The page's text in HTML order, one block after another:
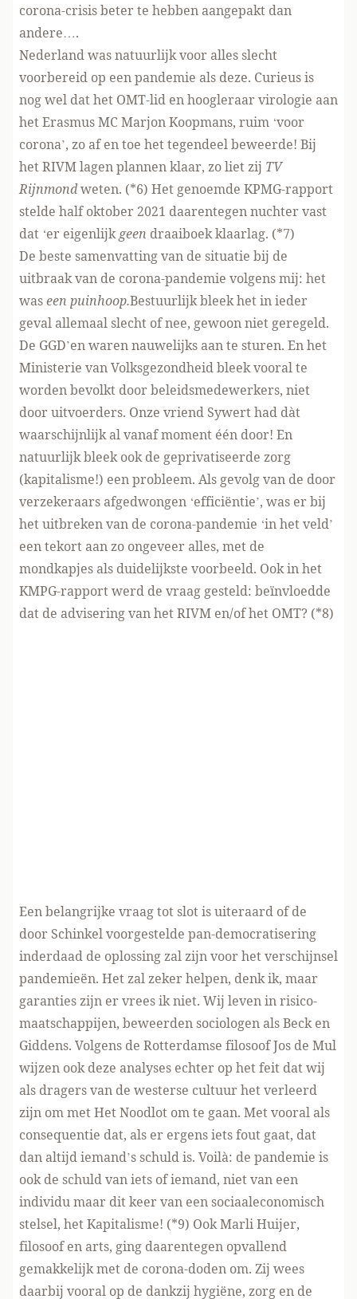
corona-crisis beter te hebben aangepakt dan
andere….
Nederland was natuurlijk voor alles slecht
voorbereid op een pandemie als deze. Curieus is
nog wel dat het OMT-lid en hoogleraar virologie aan
het Erasmus MC Marjon Koopmans, ruim ‘voor
corona’, zo af en toe het tegendeel beweerde! Bij
het RIVM lagen plannen klaar, zo liet zij TV
Rijnmondweten. (*6) Het genoemde KPMG-rapport
stelde half oktober 2021 daarentegen nuchter vast
dat ‘er eigenlijkgeen draaiboek klaarlag. (*7)
De beste samenvatting van de situatie bij de
uitbraak van de corona-pandemie volgens mij: het
waseen puinhoop.Bestuurlijk bleek het in ieder
geval allemaal slecht of nee, gewoon niet geregeld.
De GGD’en waren nauwelijks aan te sturen. En het
Ministerie van Volksgezondheid bleek vooral te
worden bevolkt door beleidsmedewerkers, niet
door uitvoerders. Onze vriend Sywert had dàt
waarschijnlijk al vanaf moment één door! En
natuurlijk bleek ook de geprivatiseerde zorg
(kapitalisme!) een probleem. Als gevolg van de door
verzekeraars afgedwongen ‘efficiëntie’, was er bij
het uitbreken van de corona-pandemie ‘in het veld’
een tekort aan zo ongeveer alles, met de
mondkapjes als duidelijkste voorbeeld. Ook in het
KMPG-rapport werd de vraag gesteld: beïnvloedde
dat de advisering van het RIVM en/of het OMT? (*8)
Een belangrijke vraag tot slot is uiteraard of de
door Schinkel voorgestelde pan-democratisering
inderdaad de oplossing zal zijn voor het verschijnsel
pandemieën. Het zal zeker helpen, denk ik, maar
garanties zijn er vrees ik niet. Wij leven in risico-
maatschappijen, beweerden sociologen als Beck en
Giddens. Volgens de Rotterdamse filosoof Jos de Mul
wijzen ook deze analyses echter op het feit dat wij
als dragers van de westerse cultuur het verleerd
zijn om met Het Noodlot om te gaan. Met vooral als
consequentie dat, als er ergens iets fout gaat, dat
dan altijdiemand’s schuld is. Voilà: de pandemie is
ook de schuld van iets of iemand, niet van een
individu maar dit keer van een sociaaleconomisch
stelsel, het Kapitalisme! (*9) Ook Marli Huijer,
filosoof en arts, ging daarentegen opvallend
gemakkelijk met de corona-doden om. Zij wees
daarbij vooral op de dankzij hygiëne, zorg en de